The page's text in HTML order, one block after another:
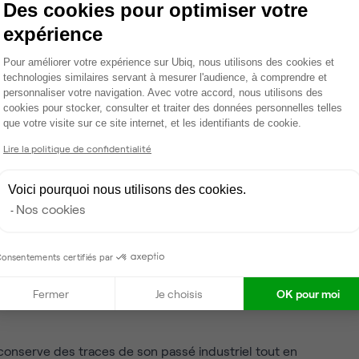
se transforme profondément. Le tracé du
organisation urbaine, et en 1934, la
symbolise l’importance du secteur aéronautique.
évolutions s’accélèrent. La construction du
ensembles résidentiels marque l’entrée du 15e
sont érigés pour répondre à la croissance
activités économiques variées.
architectural avec l’édification de la
du sud parisien, et destours de Beaugrenelle
suscitèrent autant d’admiration que de
comme laboratoire urbain.
: entre héritage et
des traces de son passé industriel tout en
Des cookies pour optimiser votre
expérience
Plateforme de Gestion du
Pour améliorer votre expérience sur Ubiq, nous utilisons des cookies et
technologies similaires servant à mesurer l'audience, à comprendre et
personnaliser votre navigation. Avec votre accord, nous utilisons des
cookies pour stocker, consulter et traiter des données personnelles telles
que votre visite sur ce site internet, et les identifiants de cookie.
Lire la politique de confidentialité
Voici pourquoi nous utilisons des cookies.
Nos cookies
certifiés par
Fermer Je choisis OK pour moi
Axeptio consent